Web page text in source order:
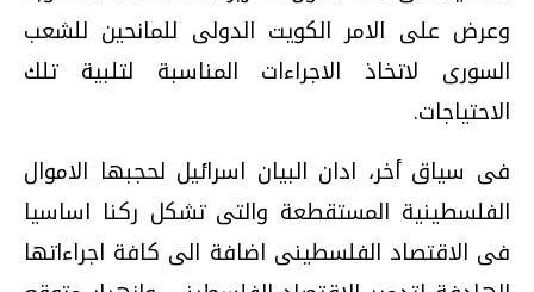
وعرض على الامر الكويت الدولى للمانحين للشعب
السورى لاتخاذ الاجراءات المناسبة لتلبية تلك
الاحتياجات.
فى سياق أخر، ادان البيان اسرائيل لحجبها الاموال
الفلسطينية المستقطعة والتى تشكل ركنا اساسيا
فى الاقتصاد الفلسطينى اضافة الى كافة اجراءاتها